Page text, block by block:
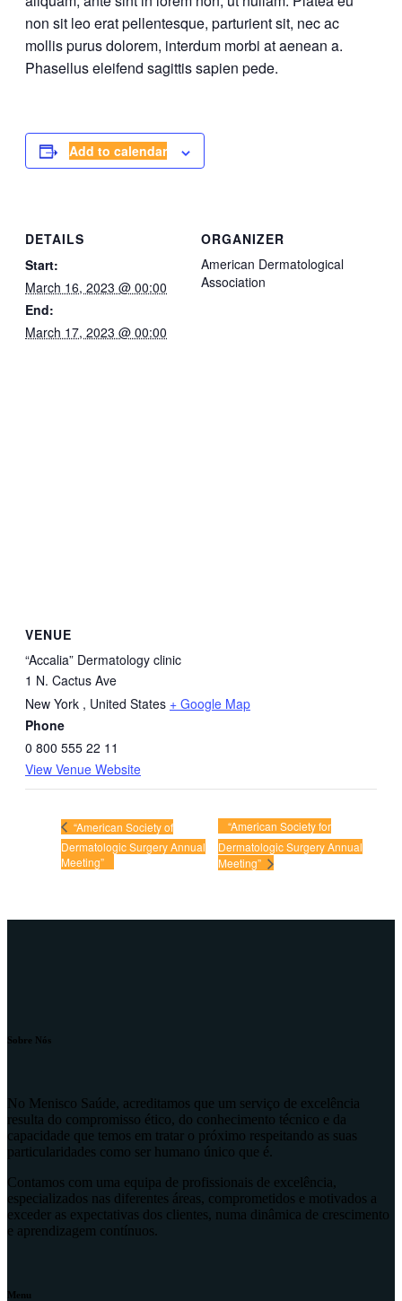
non sit leo erat pellentesque, parturient sit, nec ac
mollis purus dolorem, interdum morbi at aenean a.
Phasellus eleifend sagittis sapien pede.
Add to calendar
DETAILS
Start:
March 16, 2023 @ 00:00
End:
March 17, 2023 @ 00:00
ORGANIZER
American Dermatological
Association
VENUE
“Accalia” Dermatology clinic
1 N. Cactus Ave
New York , United States + Google Map
Phone
0 800 555 22 11
View Venue Website
“American Society of
Dermatologic Surgery Annual
Meeting”
“American Society for
Dermatologic Surgery Annual
Meeting”
Sobre Nós
No Menisco Saúde, acreditamos que um serviço de excelência
resulta do compromisso ético, do conhecimento técnico e da
capacidade que temos em tratar o próximo respeitando as suas
particularidades como ser humano único que é.
Contamos com uma equipa de profissionais de excelência,
especializados nas diferentes áreas, comprometidos e motivados a
exceder as expectativas dos clientes, numa dinâmica de crescimento
e aprendizagem contínuos.
Menu